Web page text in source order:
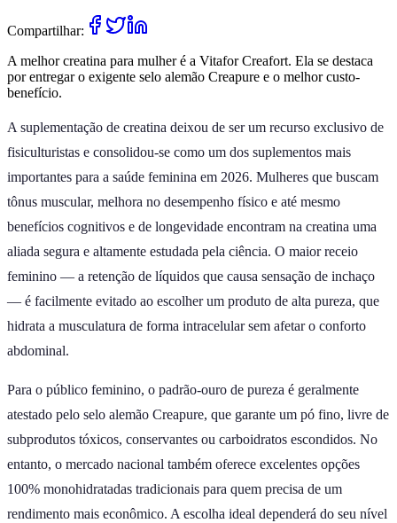
Compartilhar:
A melhor creatina para mulher é a Vitafor Creafort. Ela se destaca
por entregar o exigente selo alemão Creapure e o melhor custo-
benefício.
A suplementação de creatina deixou de ser um recurso exclusivo de
fisiculturistas e consolidou-se como um dos suplementos mais
importantes para a saúde feminina em 2026. Mulheres que buscam
tônus muscular, melhora no desempenho físico e até mesmo
benefícios cognitivos e de longevidade encontram na creatina uma
aliada segura e altamente estudada pela ciência. O maior receio
feminino — a retenção de líquidos que causa sensação de inchaço
— é facilmente evitado ao escolher um produto de alta pureza, que
hidrata a musculatura de forma intracelular sem afetar o conforto
abdominal.
Para o público feminino, o padrão-ouro de pureza é geralmente
atestado pelo selo alemão Creapure, que garante um pó fino, livre de
subprodutos tóxicos, conservantes ou carboidratos escondidos. No
entanto, o mercado nacional também oferece excelentes opções
100% monohidratadas tradicionais para quem precisa de um
rendimento mais econômico. A escolha ideal dependerá do seu nível